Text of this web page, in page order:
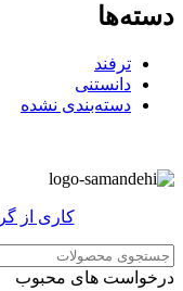
دسته‌ها
ترفند
دانستنی
دسته‌بندی نشده
کاری از
درخواست های محبوب